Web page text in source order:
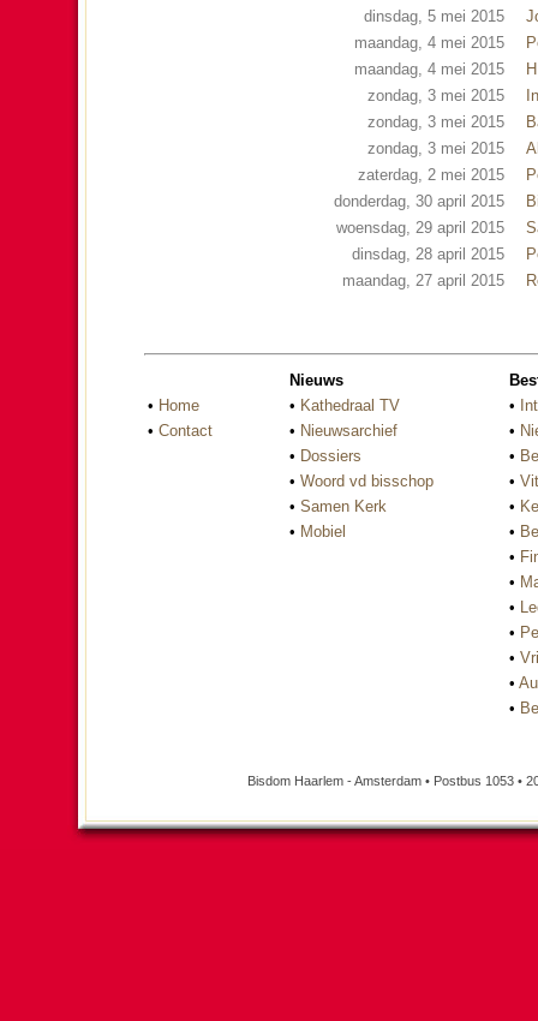
dinsdag, 5 mei 2015
maandag, 4 mei 2015
maandag, 4 mei 2015
zondag, 3 mei 2015
zondag, 3 mei 2015
zondag, 3 mei 2015
zaterdag, 2 mei 2015
donderdag, 30 april 2015
woensdag, 29 april 2015
dinsdag, 28 april 2015
maandag, 27 april 2015
• Home
• Contact
Nieuws
• Kathedraal TV
• Nieuwsarchief
• Dossiers
• Woord vd bisschop
• Samen Kerk
• Mobiel
•
•
•
•
•
•
•
•
•
•
•
•
•
Bisdom Haarlem - Amsterdam • Postbus 1053 •